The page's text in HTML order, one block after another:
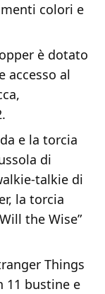
colori e
è dotato
accesso al
e la torcia
di
talkie di
la torcia
the Wise”
Things
11 bustine e